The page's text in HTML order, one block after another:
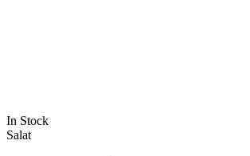
In Stock
Salat